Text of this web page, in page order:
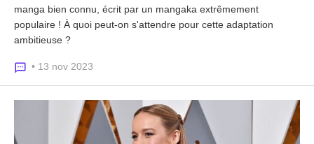
manga bien connu, écrit par un mangaka extrêmement
populaire ! À quoi peut-on s'attendre pour cette adaptation
ambitieuse ?
• 13 nov 2023